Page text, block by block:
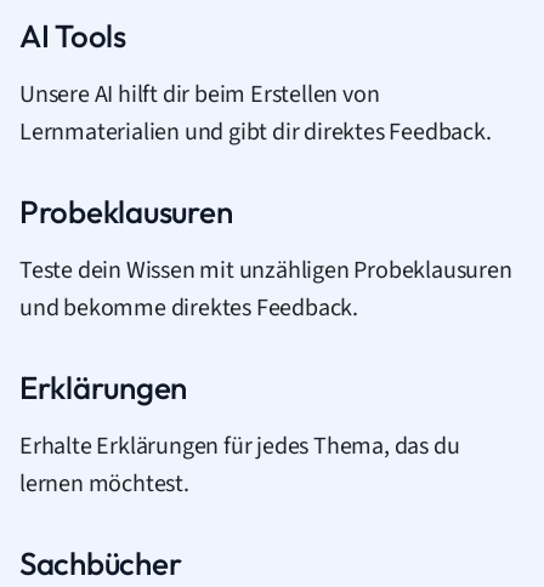
AI Tools
Unsere AI hilft dir beim Erstellen von
Lernmaterialien und gibt dir direktes Feedback.
Probeklausuren
Teste dein Wissen mit unzähligen Probeklausuren
und bekomme direktes Feedback.
Erklärungen
Erhalte Erklärungen für jedes Thema, das du
lernen möchtest.
Sachbücher